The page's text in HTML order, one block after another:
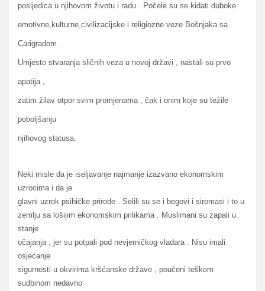
posljedica u njihovom životu i radu . Počele su se kidati duboke
emotivne,kulturne,civilizacijske i religiozne veze Bošnjaka sa
Carigradom .
Umjesto stvaranja sličnih veza u novoj državi , nastali su prvo
apatija ,
zatim žilav otpor svim promjenama , čak i onim koje su težile
poboljšanju
njihovog statusa.
Neki misle da je iseljavanje najmanje izazvano ekonomskim
uzrocima i da je
glavni uzrok psihičke prirode . Selili su se i begovi i siromasi i to u
zemlju sa lošijim ekonomskim prilikama . Muslimani su zapali u
stanje
očajanja , jer su potpali pod nevjerničkog vladara . Nisu imali
osjećanje
sigurnosti u okvirima kršćanske države , poučeni teškom
sudbinom nedavno